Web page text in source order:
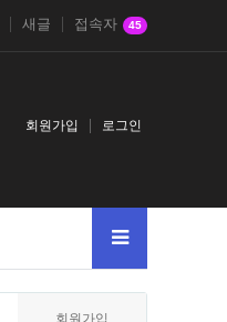
새글 접속자 45
회원가입 로그인
회원가입